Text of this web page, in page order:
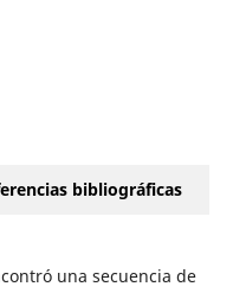
bibliográficas
una secuencia de